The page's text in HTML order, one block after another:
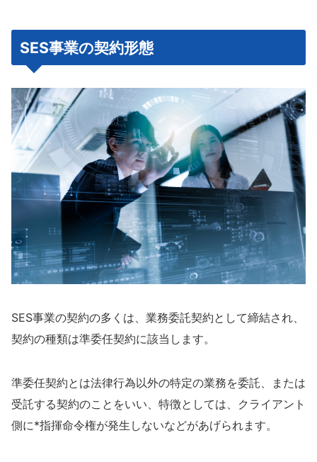
SES事業の契約形態
SES事業の契約の多くは、業務委託契約として締結され、
契約の種類は準委任契約に該当します。
準委任契約とは法律行為以外の特定の業務を委託、または
受託する契約のことをいい、特徴としては、クライアント
側に*指揮命令権が発生しないなどがあげられます。